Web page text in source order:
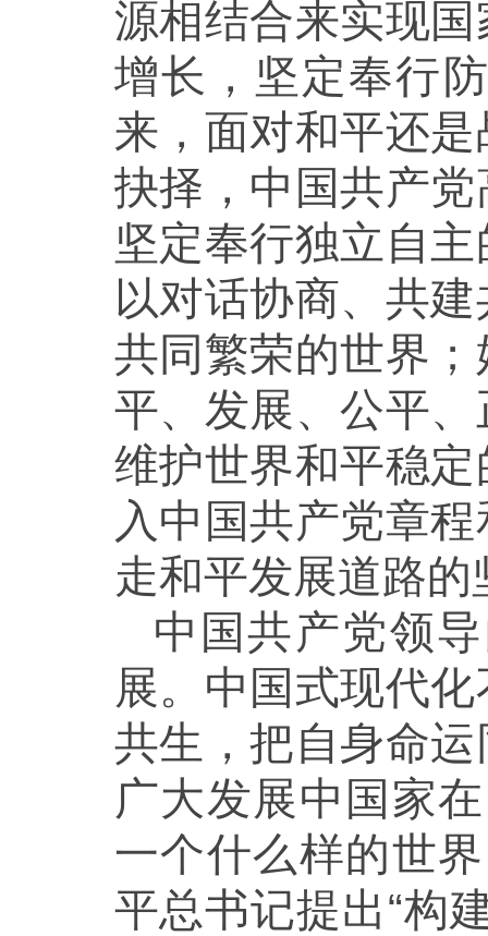
源相结合来实现
增长，坚定奉行
来，面对和平还
抉择，中国共产
坚定奉行独立自
以对话协商、共
共同繁荣的世界
平、发展、公平
维护世界和平稳
入中国共产党章
走和平发展道路的
中国共产党领
展。中国式现代
共生，把自身命
广大发展中国家
一个什么样的世
平总书记提出“构